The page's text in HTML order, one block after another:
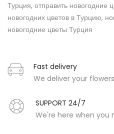
Турция, отправить новогодние
новогодних цветов в Турцию,
новогодние цветы Турция
Fast delivery
We deliver your
SUPPORT 24/7
We're here when you